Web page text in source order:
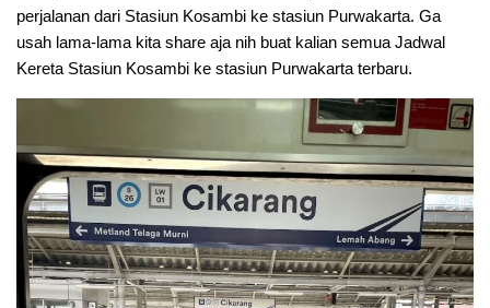
perjalanan dari Stasiun Kosambi ke stasiun Purwakarta. Ga
usah lama-lama kita share aja nih buat kalian semua Jadwal
Kereta Stasiun Kosambi ke stasiun Purwakarta terbaru.